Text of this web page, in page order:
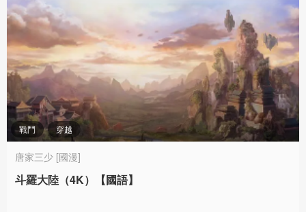
戰鬥 穿越
唐家三少 [國漫]
斗羅大陸（4K）【國語】